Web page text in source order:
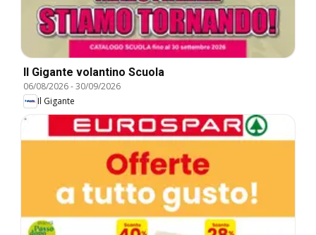
Il Gigante volantino Scuola
06/08/2026-30/09/2026
Il Gigante